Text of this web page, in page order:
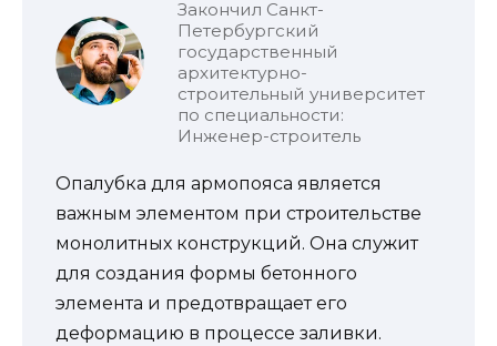
Закончил Санкт-
Петербургский
государственный
архитектурно-
строительный университет
по специальности:
Инженер-строитель
Опалубка для армопояса является
важным элементом при строительстве
монолитных конструкций. Она служит
для создания формы бетонного
элемента и предотвращает его
деформацию в процессе заливки.